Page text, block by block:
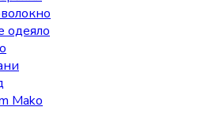
одеяло
Mako